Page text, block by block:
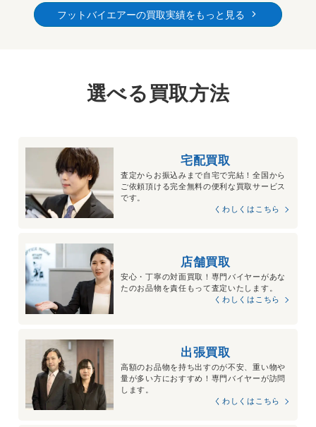
フットバイエアーの買取実績をもっと見る
選べる買取方法
宅配買取
査定からお振込みまで自宅で完結！全国から
ご依頼頂ける完全無料の便利な買取サービス
です。
くわしくはこちら
店舗買取
安心・丁寧の対面買取！専門バイヤーがあな
たのお品物を責任もって査定いたします。
くわしくはこちら
出張買取
高額のお品物を持ち出すのが不安、重い物や
量が多い方におすすめ！専門バイヤーが訪問
します。
くわしくはこちら